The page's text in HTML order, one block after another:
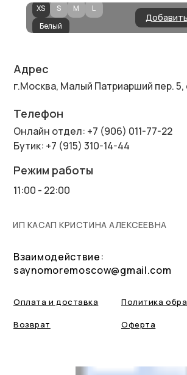
ХS S M
L
Белый
Оферта
Оплата и доставка
Возврат
Политика
Взаимодействие:
saynomoremoscow@gmail.com
Адрес
г.Москва, Малый Патриарший пер. 5,
Режим работы
11:00 - 22:00
Телефон
Онлайн отдел: +7 (906) 011-77-22
Бутик: +7 (915) 310-14-44
ИП КАСАП КРИСТИНА АЛЕКСЕЕВНА